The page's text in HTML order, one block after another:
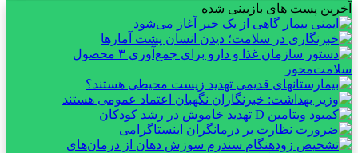
آخرین پست های بازبینی شده